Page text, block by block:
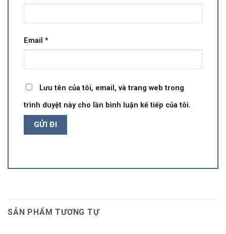
Email *
Lưu tên của tôi, email, và trang web trong
trình duyệt này cho lần bình luận kế tiếp của tôi.
SẢN PHẨM TƯƠNG TỰ